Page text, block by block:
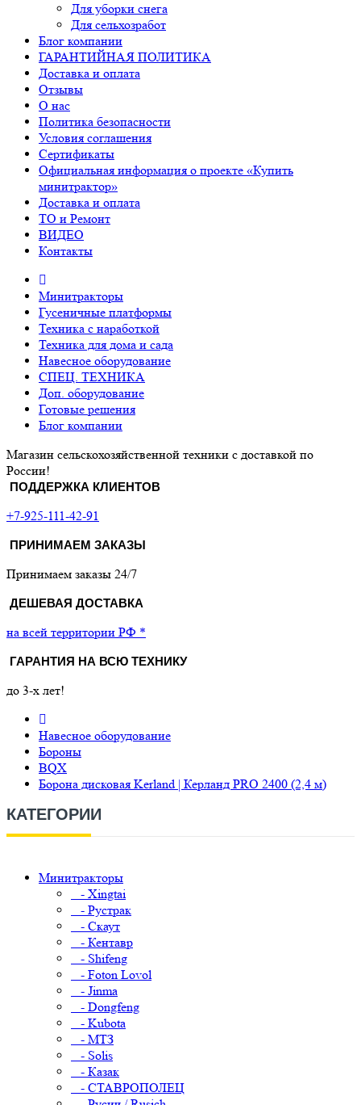
Для уборки снега
Для сельхозработ
Блог компании
ГАРАНТИЙНАЯ ПОЛИТИКА
Доставка и оплата
Отзывы
О нас
Политика безопасности
Условия соглашения
Сертификаты
Официальная информация о проекте «Купить
минитрактор»
Доставка и оплата
ТО и Ремонт
ВИДЕО
Контакты
Минитракторы
Гусеничные платформы
Техника с наработкой
Техника для дома и сада
Навесное оборудование
СПЕЦ. ТЕХНИКА
Доп. оборудование
Готовые решения
Блог компании
Магазин сельскохозяйственной техники с доставкой по
России!
ПОДДЕРЖКА КЛИЕНТОВ
+7-925-111-42-91
ПРИНИМАЕМ ЗАКАЗЫ
Принимаем заказы 24/7
ДЕШЕВАЯ ДОСТАВКА
на всей территории РФ *
ГАРАНТИЯ НА ВСЮ ТЕХНИКУ
до 3-х лет!
Навесное оборудование
Бороны
BQX
Борона дисковая Kerland | Керланд PRO 2400 (2,4 м)
КАТЕГОРИИ
Минитракторы
- Xingtai
- Рустрак
- Скаут
- Кентавр
- Shifeng
- Foton Lovol
- Jinma
- Dongfeng
- Kubota
- МТЗ
- Solis
- Казак
- СТАВРОПОЛЕЦ